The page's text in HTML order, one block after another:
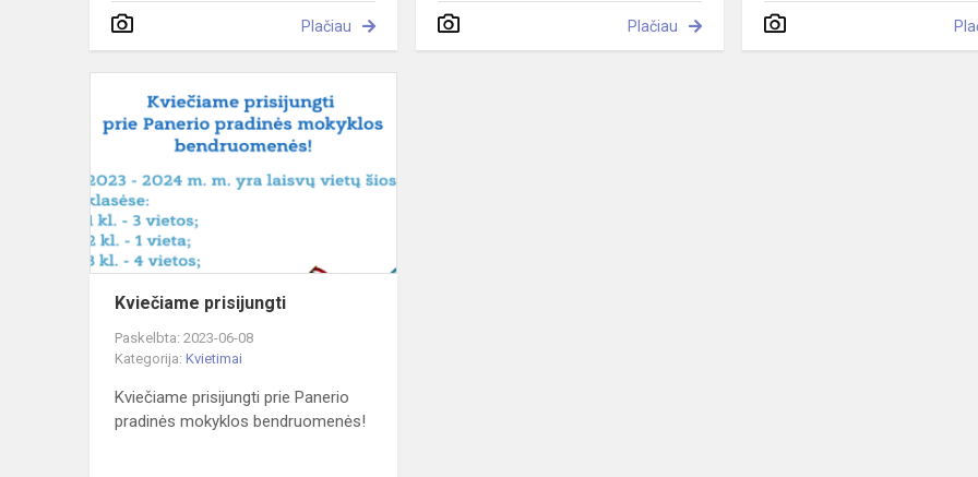
Plačiau Plačiau
Kviečiame prisijungti
Paskelbta: 2023-06-08
Kategorija: Kvietimai
Kviečiame prisijungti prie Panerio
pradinės mokyklos bendruomenės!